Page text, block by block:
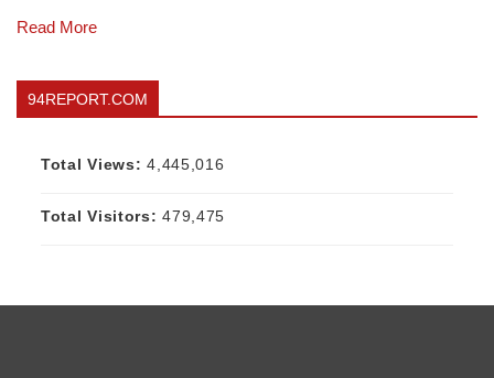
Read More
94REPORT.COM
Total Views:4,445,016
Total Visitors:479,475